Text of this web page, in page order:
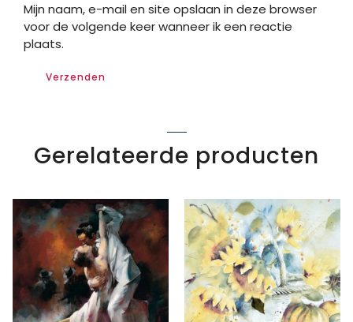
Mijn naam, e-mail en site opslaan in deze browser
voor de volgende keer wanneer ik een reactie
plaats.
Gerelateerde producten